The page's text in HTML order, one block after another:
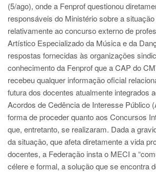
(5/ago), onde a Fenprof questionou
responsáveis do Ministério sobre a
relativamente ao concurso externo de
Artístico Especializado da Música e da
respostas fornecidas às organizações
conhecimento da Fenprof que a CAP do
recebeu qualquer informação oficial
futura dos docentes atualmente integrados
Acordos de Cedência de Interesse Público
forma de proceder quanto aos Concursos
que, entretanto, se realizaram. Dada a
da situação, que afeta diretamente a vida
docentes, a Federação insta o MECI a
célere e formal, a solução que se encontra